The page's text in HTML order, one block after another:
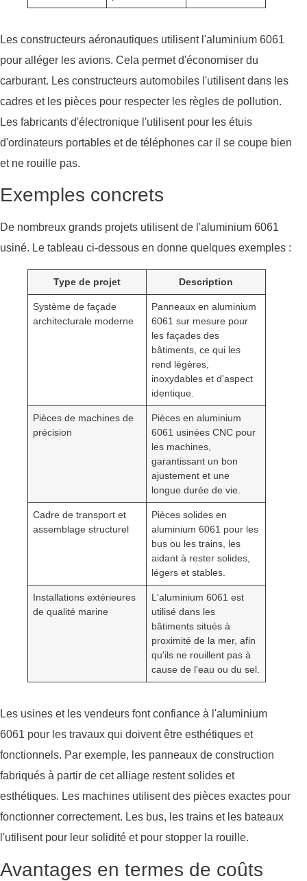
Les constructeurs aéronautiques utilisent l'aluminium 6061
pour alléger les avions. Cela permet d'économiser du
carburant. Les constructeurs automobiles l'utilisent dans les
cadres et les pièces pour respecter les règles de pollution.
Les fabricants d'électronique l'utilisent pour les étuis
d'ordinateurs portables et de téléphones car il se coupe bien
et ne rouille pas.
Exemples concrets
De nombreux grands projets utilisent de l'aluminium 6061
usiné. Le tableau ci-dessous en donne quelques exemples :
Type de projet Description
Système de façade
architecturale moderne
Panneaux en aluminium
6061 sur mesure pour
les façades des
bâtiments, ce qui les
rend légères,
inoxydables et d'aspect
identique.
Pièces de machines de
précision
Pièces en aluminium
6061 usinées CNC pour
les machines,
garantissant un bon
ajustement et une
longue durée de vie.
Cadre de transport et
assemblage structurel
Pièces solides en
aluminium 6061 pour les
bus ou les trains, les
aidant à rester solides,
légers et stables.
Installations extérieures
de qualité marine
L'aluminium 6061 est
utilisé dans les
bâtiments situés à
proximité de la mer, afin
qu'ils ne rouillent pas à
cause de l'eau ou du sel.
Les usines et les vendeurs font confiance à l'aluminium
6061 pour les travaux qui doivent être esthétiques et
fonctionnels. Par exemple, les panneaux de construction
fabriqués à partir de cet alliage restent solides et
esthétiques. Les machines utilisent des pièces exactes pour
fonctionner correctement. Les bus, les trains et les bateaux
l'utilisent pour leur solidité et pour stopper la rouille.
Avantages en termes de coûts